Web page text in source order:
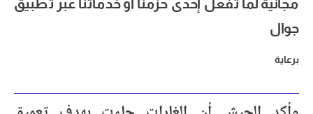
مجانية لما تفعل إحدى حزمنا أو خدماتنا عبر تطبيق
جوال
برعاية